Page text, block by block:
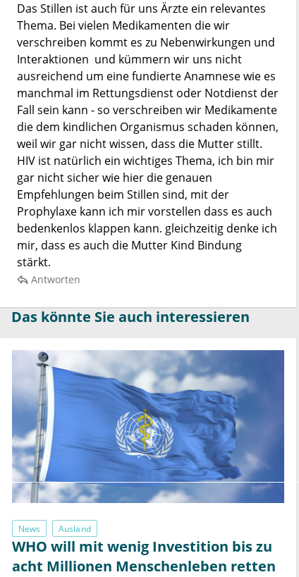
Das Stillen ist auch für uns Ärzte ein relevantes
Thema. Bei vielen Medikamenten die wir
verschreiben kommt es zu Nebenwirkungen und
Interaktionen und kümmern wir uns nicht
ausreichend um eine fundierte Anamnese wie es
manchmal im Rettungsdienst oder Notdienst der
Fall sein kann - so verschreiben wir Medikamente
die dem kindlichen Organismus schaden können,
weil wir gar nicht wissen, dass die Mutter stillt.
HIV ist natürlich ein wichtiges Thema, ich bin mir
gar nicht sicher wie hier die genauen
Empfehlungen beim Stillen sind, mit der
Prophylaxe kann ich mir vorstellen dass es auch
bedenkenlos klappen kann. gleichzeitig denke ich
mir, dass es auch die Mutter Kind Bindung
stärkt.
Antworten
Das könnte Sie auch interessieren
News Ausland
WHO will mit wenig Investition bis zu
acht Millionen Menschenleben retten